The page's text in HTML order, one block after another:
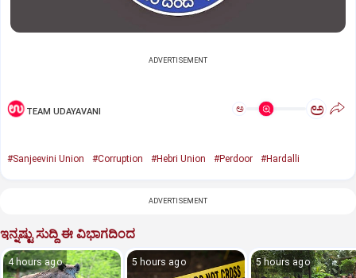
ADVERTISEMENT
TEAM UDAYAVANI ಅ ಅ
#Sanjeevini Union #Corruption #Hebri Union #Perdoor #Hardalli
ADVERTISEMENT
ಇನ್ನಷ್ಟು ಸುದ್ದಿ ಈ ವಿಭಾಗದಿಂದ
4 hours ago 5 hours ago 5 hours ago